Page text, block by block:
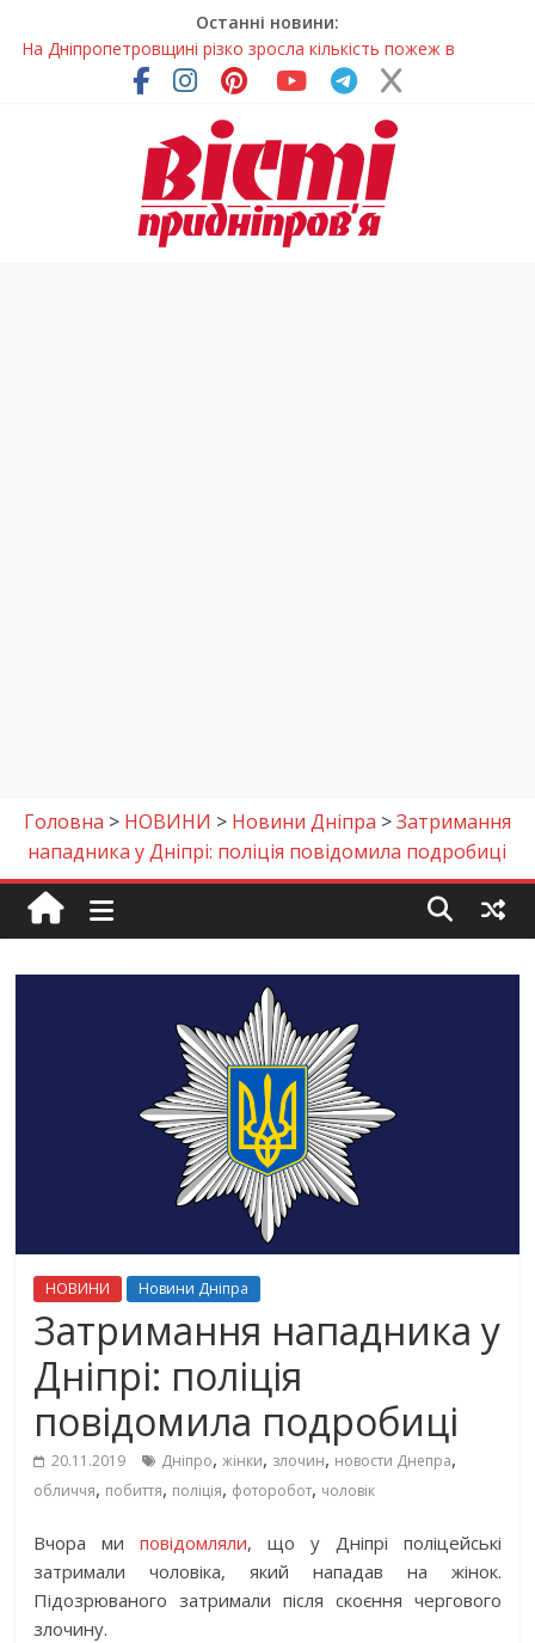
Останні новини:
У Самарі провели незвичайний майстер-клас
Світлові рішення майстрів із Дніпра визнали найкращими в
На Дніпропетровщині ліквідовують аварію на
магістральному водогоні
Спортсменка з Кам’янського встановила рекорд
Дніпропетровщини з пауерліфтингу
На Дніпропетровщині різко зросла кількість пожеж в
Головна > НОВИНИ > Новини Дніпра >Затримання
нападника у Дніпрі: поліція повідомила подробиці
НОВИНИ Новини Дніпра
Затримання нападника у
Дніпрі: поліція
повідомила подробиці
20.11.2019 Дніпро,жінки, злочин, новости Днепра,
обличчя, побиття, поліція, фоторобот, чоловік
Вчора миповідомляли, що у Дніпрі поліцейські
затримали чоловіка, який нападав на жінок.
Підозрюваного затримали після скоєння чергового
злочину.